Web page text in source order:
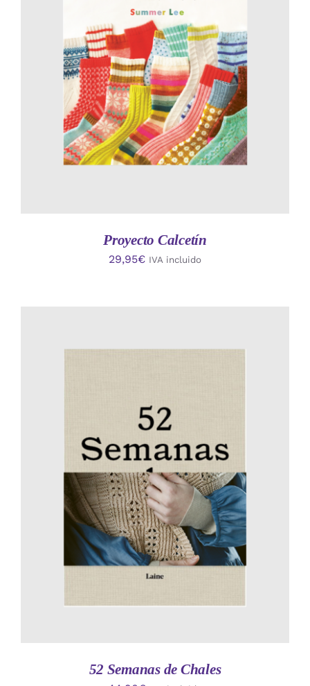
AÑADIR AL CARRITO
/
DETALLES
Proyecto Calcetín
29,95€ IVA incluido
AÑADIR AL CARRITO
/
DETALLES
52 Semanas de Chales